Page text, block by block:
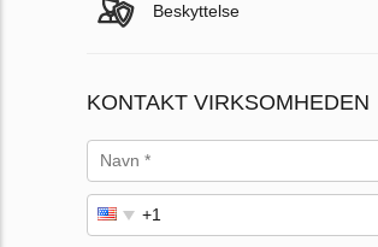
Beskyttelse
KONTAKT VIRKSOMHEDEN